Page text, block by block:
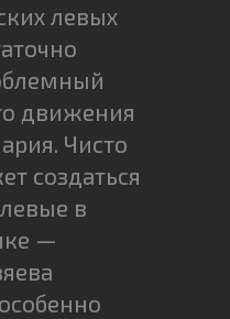
левых
движения
Чисто
создаться
в
—